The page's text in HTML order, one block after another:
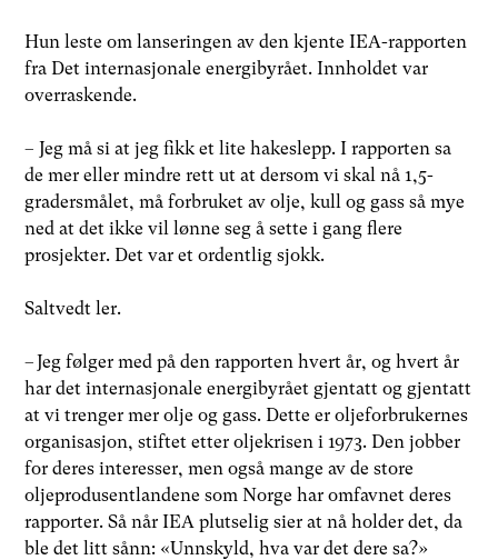
Hun leste om lanseringen av den kjente IEA-rapporten
fra Det internasjonale energibyrået. Innholdet var
overraskende.
– Jeg må si at jeg fikk et lite hakeslepp. I rapporten sa
de mer eller mindre rett ut at dersom vi skal nå 1,5-
gradersmålet, må forbruket av olje, kull og gass så mye
ned at det ikke vil lønne seg å sette i gang flere
prosjekter. Det var et ordentlig sjokk.
Saltvedt ler.
– Jeg følger med på den rapporten hvert år, og hvert år
har det internasjonale energibyrået gjentatt og gjentatt
at vi trenger mer olje og gass. Dette er oljeforbrukernes
organisasjon, stiftet etter oljekrisen i 1973. Den jobber
for deres interesser, men også mange av de store
oljeprodusentlandene som Norge har omfavnet deres
rapporter. Så når IEA plutselig sier at nå holder det, da
ble det litt sånn: «Unnskyld, hva var det dere sa?»